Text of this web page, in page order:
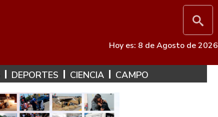
Hoy es: 8 de Agosto de 2026
DEPORTES CIENCIA CAMPO